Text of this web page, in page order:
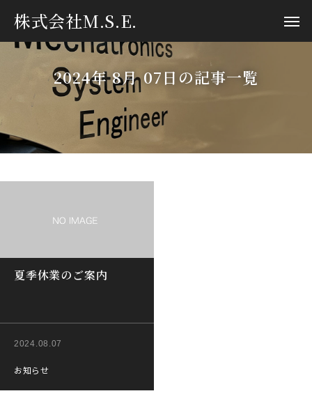
株式会社M.S.E.
2024年 8月 07日の記事一覧
夏季休業のご案内
2024.08.07
お知らせ